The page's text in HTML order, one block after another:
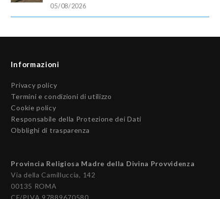
05/08/2026
Informazioni
Privacy policy
Termini e condizioni di utilizzo
Cookie policy
Responsabile della Protezione dei Dati
Obblighi di trasparenza
Provincia Religiosa Madre della Divina Provvidenza
Via della Camilluccia, 142
00135 ROMA
CF/PIVA 97889670580